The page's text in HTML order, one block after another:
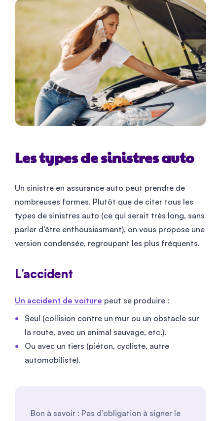
Les types de sinistres auto
Un sinistre en assurance auto peut prendre de
nombreuses formes. Plutôt que de citer tous les
types de sinistres auto (ce qui serait très long, sans
parler d’être enthousiasmant), on vous propose une
version condensée, regroupant les plus fréquents.
L’accident
Un accident de voiture peut se produire :
Seul (collision contre un mur ou un obstacle sur
la route, avec un animal sauvage, etc.).
Ou avec un tiers (piéton, cycliste, autre
automobiliste).
Bon à savoir : Pas d’obligation à signer le